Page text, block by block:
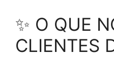
✨ O QUE
CLIENTES